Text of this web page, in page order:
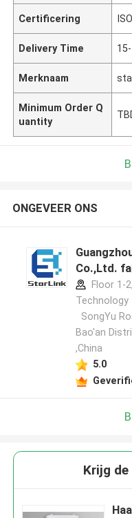
Certificering
Delivery Time
Merknaam
Minimum Order Q
uantity
ONGEVEER ONS
Co.,Ltd.
Floor 1-
Technology
SongYu
Bao'an
,China
5.0
Krijg